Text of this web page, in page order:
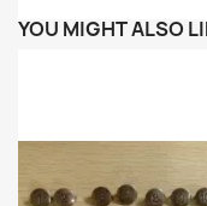
YOU MIGHT ALSO